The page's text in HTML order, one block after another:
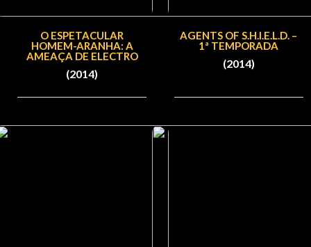
O ESPETACULAR
HOMEM-ARANHA: A
AMEAÇA DE ELECTRO
(2014)
AGENTS OF S.H.I.E.L.D. –
1ª TEMPORADA
(2014)